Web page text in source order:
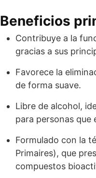
Beneficios
Contribuye a la
gracias a sus
Favorece la
de forma suave.
Libre de alcohol,
para personas que
Formulado con la
Primaires), que
compuestos